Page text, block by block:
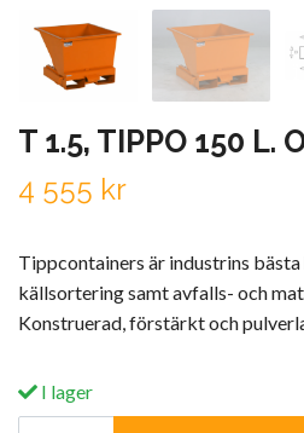
T 1.5, TIPPO 150 L.
4 555 kr
Tippcontainers är industrins
källsortering samt avfalls- och
Konstruerad, förstärkt och
I lager